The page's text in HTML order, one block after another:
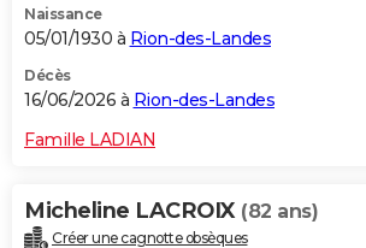
Naissance
05/01/1930 à Rion-des-Landes
Décès
16/06/2026 à Rion-des-Landes
Famille LADIAN
Micheline LACROIX (82 ans)
Créer une cagnotte obsèques